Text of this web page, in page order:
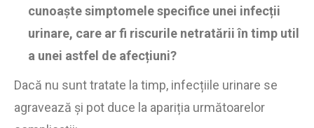
cunoaște simptomele specifice unei infecții
urinare, care ar fi riscurile netratării în timp util
a unei astfel de afecțiuni?
Dacă nu sunt tratate la timp, infecțiile urinare se
agravează și pot duce la apariția următoarelor